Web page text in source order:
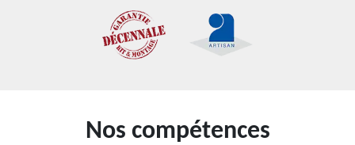
Nos compétences